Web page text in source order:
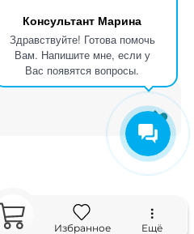
Консультант Марина
Здравствуйте! Готова помочь
Вам. Напишите мне, если у
Вас появятся вопросы.
Избранное Ещё